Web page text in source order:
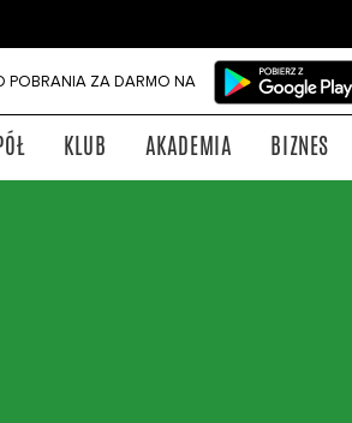
POBRANIA ZA DARMO NA
KLUB AKADEMIA BIZNES